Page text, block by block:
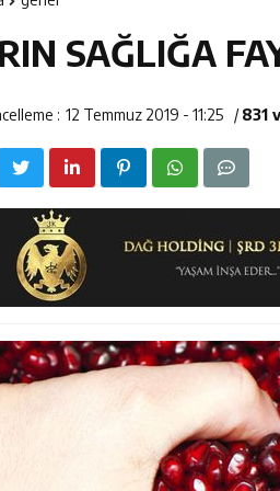
Erzincan’da
12:13 Erzincan Erkek
12:12 Erzincan
12:19 Umre Ödüllü
SAĞLIĞA
: 12 Temmuz 2019 - 11:25 /831